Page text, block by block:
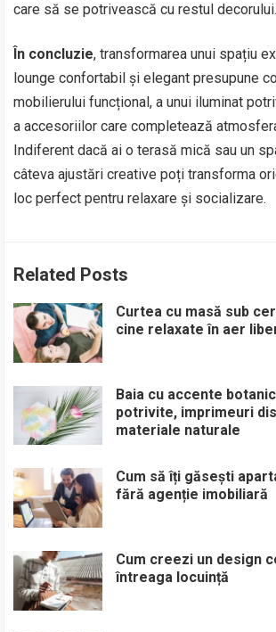
care să se potrivească cu restul decorului.
În concluzie, transformarea unui spațiu
lounge confortabil și elegant presupune
mobilierului funcțional, a unui iluminat
a accesoriilor care completează
Indiferent dacă ai o terasă mică sau un
câteva ajustări creative poți transforma
loc perfect pentru relaxare și socializare.
Related Posts
Curtea cu masă sub
cine relaxate în aer
Baia cu accente
potrivite, imprimeuri
materiale naturale
Cum să îți găsești
fără agenție imobiliară
Cum creezi un design
întreaga locuință